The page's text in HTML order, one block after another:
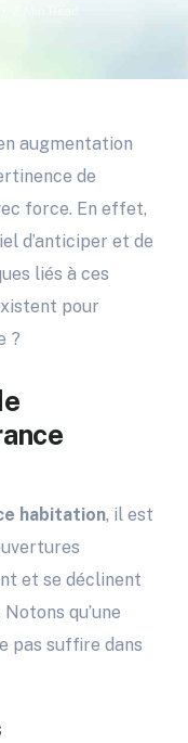
augmentation
de
force. En effet,
d’anticiper et de
liés à ces
pour
?
habitation, il est
et se déclinent
qu’une
pas suffire dans